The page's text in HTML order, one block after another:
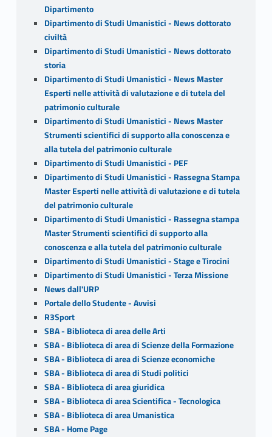
Dipartimento
Dipartimento di Studi Umanistici - News dottorato
civiltà
Dipartimento di Studi Umanistici - News dottorato
storia
Dipartimento di Studi Umanistici - News Master
Esperti nelle attività di valutazione e di tutela del
patrimonio culturale
Dipartimento di Studi Umanistici - News Master
Strumenti scientifici di supporto alla conoscenza e
alla tutela del patrimonio culturale
Dipartimento di Studi Umanistici - PEF
Dipartimento di Studi Umanistici - Rassegna Stampa
Master Esperti nelle attività di valutazione e di tutela
del patrimonio culturale
Dipartimento di Studi Umanistici - Rassegna stampa
Master Strumenti scientifici di supporto alla
conoscenza e alla tutela del patrimonio culturale
Dipartimento di Studi Umanistici - Stage e Tirocini
Dipartimento di Studi Umanistici - Terza Missione
News dall'URP
Portale dello Studente - Avvisi
R3Sport
SBA - Biblioteca di area delle Arti
SBA - Biblioteca di area di Scienze della Formazione
SBA - Biblioteca di area di Scienze economiche
SBA - Biblioteca di area di Studi politici
SBA - Biblioteca di area giuridica
SBA - Biblioteca di area Scientifica - Tecnologica
SBA - Biblioteca di area Umanistica
SBA - Home Page